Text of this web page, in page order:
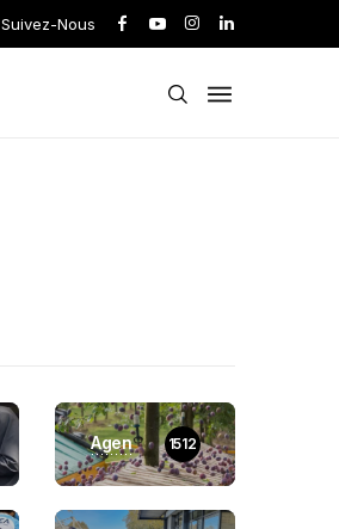
Suivez-Nous
Agen 1512